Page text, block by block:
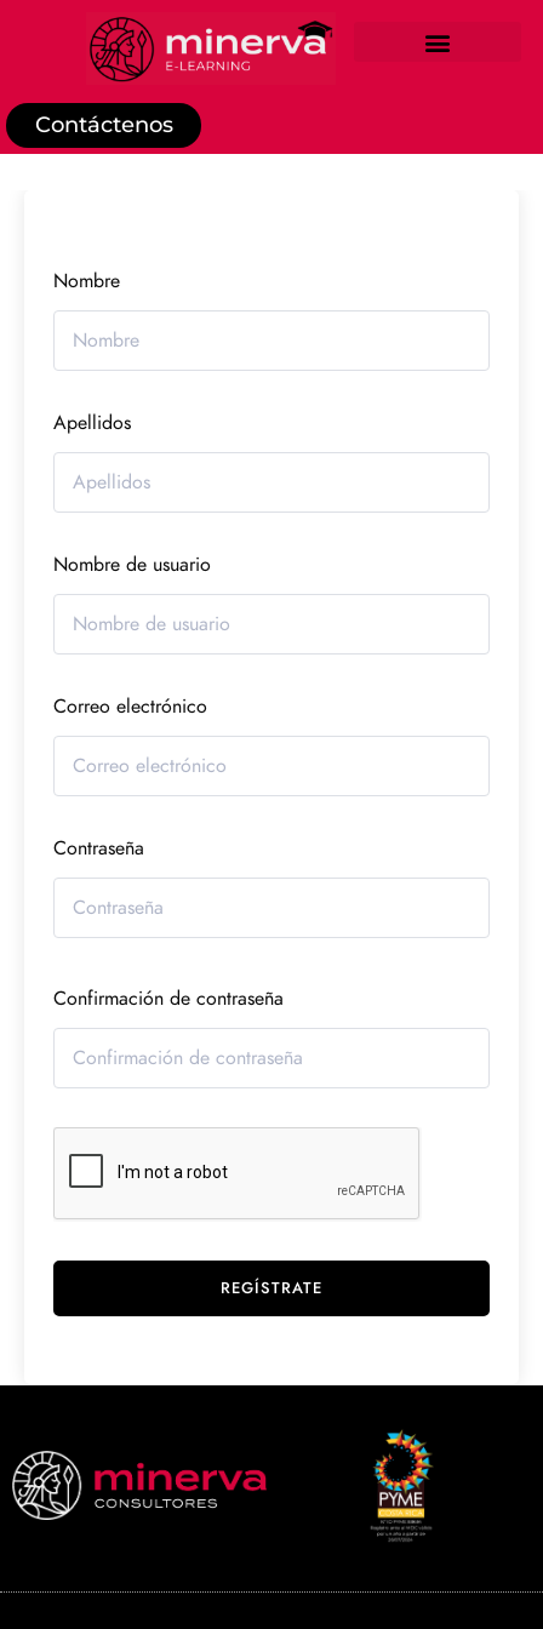
Contáctenos
Nombre
Apellidos
Nombre de usuario
Correo electrónico
Contraseña
Confirmación de contraseña
REGÍSTRATE